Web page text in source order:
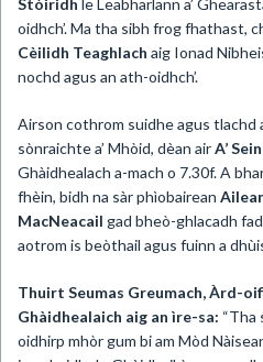
Stòiridh le Leabharlann a’
oidhch’. Ma tha sibh frog fhathast,
Cèilidh Teaghlach aig Ionad
nochd agus an ath-oidhch’.
Airson cothrom suidhe agus tlachd
sònraichte a’ Mhòid, dèan airA’
Ghàidhealach a-mach o 7.30f. A
fhèin, bidh na sàr phìobairean
MacNeacail gad bheò-ghlacadh
aotrom is beòthail agus fuinn a
Thuirt Seumas Greumach, Àrd-
Ghàidhealaich aig an ìre-sa: “Tha
oidhirp mhòr gum bi am Mòd